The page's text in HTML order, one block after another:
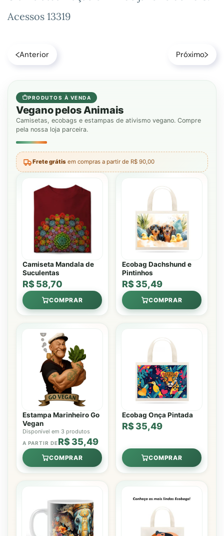
Acessos 13319
Anterior Próximo
PRODUTOS À VENDA
Vegano pelos Animais
Camisetas, ecobags e estampas de ativismo vegano. Compre
pela nossa loja parceira.
Frete grátis em compras a partir de R$ 90,00
Camiseta Mandala de
Suculentas
R$ 58,70
COMPRAR
Ecobag Dachshund e
Pintinhos
R$ 35,49
COMPRAR
Estampa Marinheiro Go
Vegan
Disponível em 3 produtos
A PARTIR DER$ 35,49
COMPRAR
Ecobag Onça Pintada
R$ 35,49
COMPRAR